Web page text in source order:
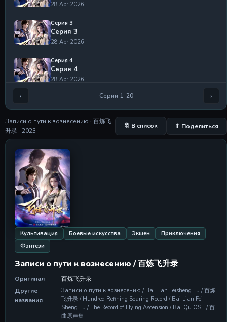
28 Apr 2026
Серия 3
Серия 3
28 Apr 2026
Серия 4
Серия 4
28 Apr 2026
28 Apr 2026
Серия 7
Серия 7
28 Apr 2026
Серия 8
Серия 8
28 Apr 2026
28 Apr 2026
Серия 10
Серия 10
28 Apr 2026
‹ Серии 1–20 ›
Записи о пути к вознесению · 百炼飞
升录 · 2023
🔖 В список ⬆ Поделиться
Культивация Боевые искусства Экшен
Приключения
Фэнтези
Записи о пути к вознесению / 百炼飞升录
Оригинал
百炼飞升录
Другие
названия
Записи о пути к вознесению / Bai Lian Feisheng Lu / 百炼
飞升录 / Hundred Refining Soaring Record / Bai Lian Fei
Sheng Lu / The Record of Flying Ascension / Bai Qu OST / 百
曲原声集